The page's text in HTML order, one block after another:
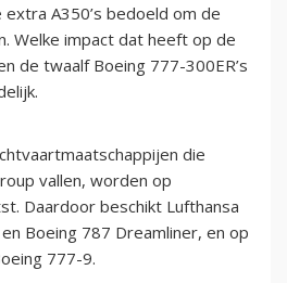
extra A350’s bedoeld om de
Welke impact dat heeft op de
de twaalf Boeing 777-300ER’s
die
vallen, worden op
Daardoor beschikt Lufthansa
Boeing 787 Dreamliner, en op
777-9.